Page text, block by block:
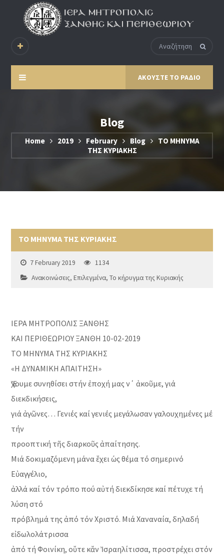
ΑΚΟΥΣΤΕ ΤΟ ΡΑΔΙΟ
Blog
Home 2019 February Blog
ΤΟ ΜΗΝΥΜΑ
ΤΗΣ ΚΥΡΙΑΚΗΣ
ΤΟ ΜΗΝΥΜΑ ΤΗΣ ΚΥΡΙΑΚΗΣ
7 February 2019
1134
Ανακοινώσεις,Επιλεγμένα,Το κήρυγμα της Κυριακής
ΙΕΡΑ ΜΗΤΡΟΠΟΛΙΣ ΞΑΝΘΗΣ
ΚΑΙ ΠΕΡΙΘΕΩΡΙΟΥ ΞΑΝΘΗ 10-02-2019
ΤΟ ΜΗΝΥΜΑ ΤΗΣ ΚΥΡΙΑΚΗΣ
«Η ΔΥΝΑΜΙΚΗ ΑΠΑΙΤΗΣΗ»
Ἔχουμε συνηθίσει στήν ἐποχή μας ν΄ ἀκοῦμε, γιά
διεκδικήσεις,
γιά ἀγῶνες… Γενιές καί γενιές μεγάλωσαν γαλουχημένες μέ
τήν
προοπτική τῆς διαρκοῦς ἀπαίτησης.
Μιά δοκιμαζόμενη μάνα ἔχει ὡς θέμα τό σημερινό
Εὐαγγέλιο,
ἀλλά καί τόν τρόπο πού αὐτή διεκδίκησε καί πέτυχε τή
λύση στό
πρόβλημά της ἀπό τόν Χριστό. Μιά Χαναναία, δηλαδή
εἰδωλολάτρισσα
ἀπό τή Φοινίκη, οὔτε κἄν Ἰσραηλίτισσα, προστρέχει στόν